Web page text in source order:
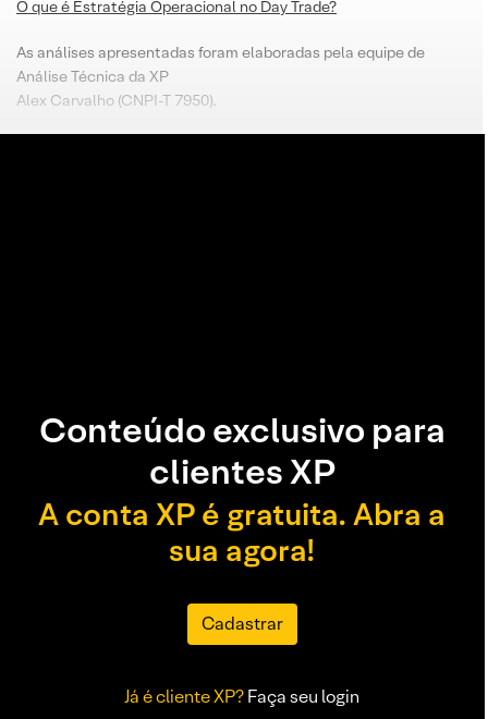
O que é Estratégia Operacional no Day Trade?
As análises apresentadas foram elaboradas pela equipe de
Análise Técnica da XP
Alex Carvalho (CNPI-T 7950).
Conteúdo exclusivo para
clientes XP
A conta XP é gratuita. Abra a
sua agora!
Cadastrar
Já é cliente XP?Faça seu login